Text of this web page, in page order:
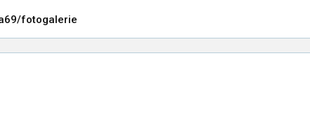
fotogalerie